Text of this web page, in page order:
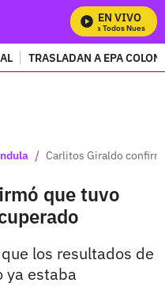
EN VIVO
Mira Todos Nuestros
TRASLADAN A EPA
/ Carlitos Giraldo
que tuvo
los resultados de
ya estaba